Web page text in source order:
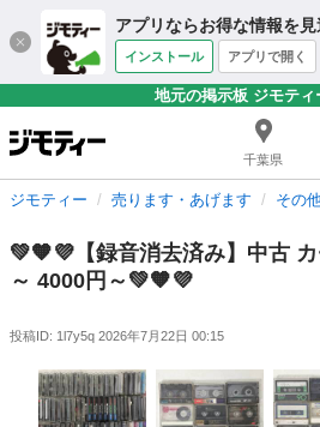
アプリならお得な情報を見
インストール アプリで開く
地元の掲示板 ジモティ
千葉県
ジモティー 売ります・あげます その
💚🧡💜【録音消去済み】中古
～ 4000円～💚🧡💜
投稿ID: 1l7y5q 2026年7月22日 00:15